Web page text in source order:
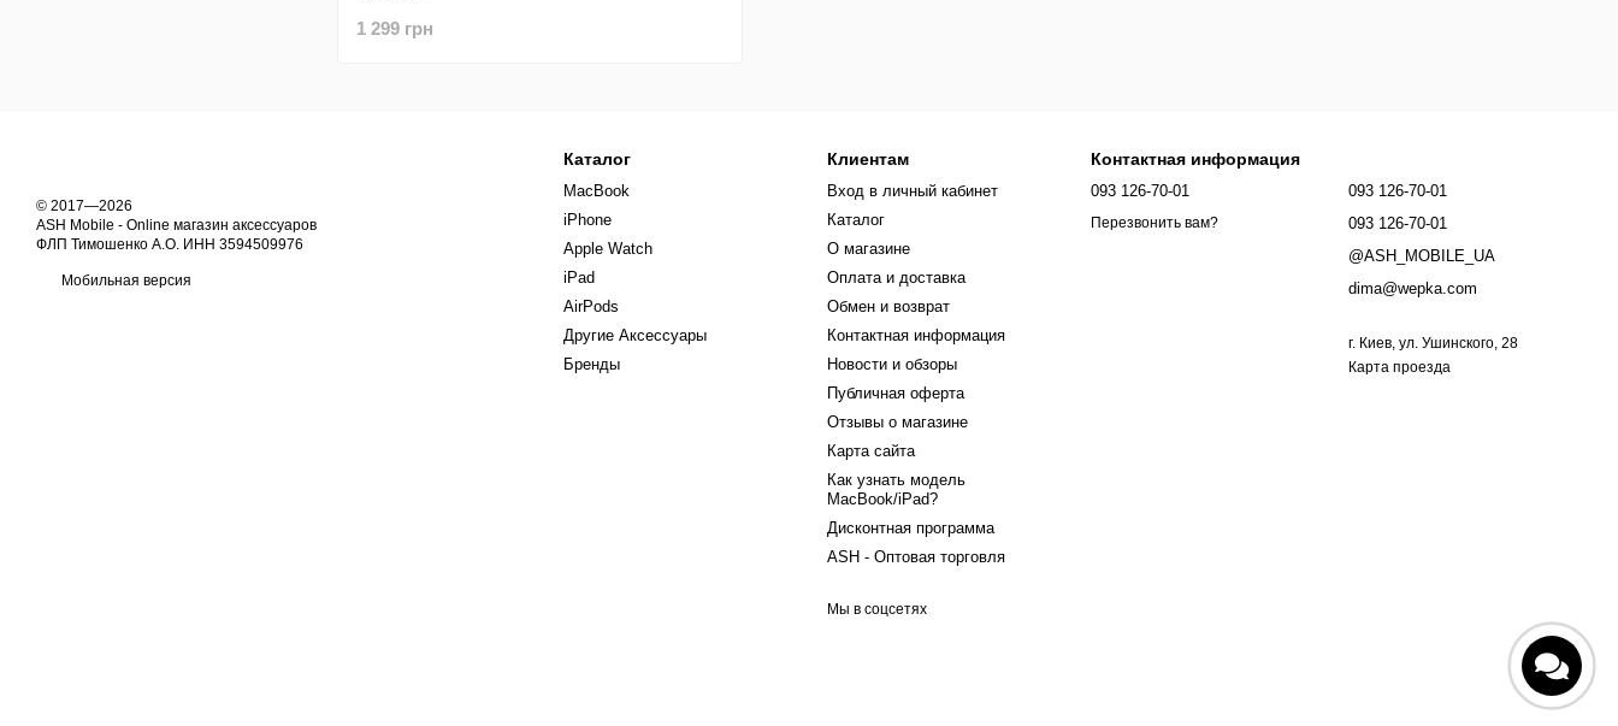
1 299 грн
© 2017—2026
ASH Mobile - Online магазин аксессуаров
ФЛП Тимошенко А.О. ИНН 3594509976
Мобильная версия
Каталог
MacBook
iPhone
Apple Watch
iPad
AirPods
Другие Аксессуары
Бренды
Клиентам
Вход в личный кабинет
Каталог
О магазине
Оплата и доставка
Обмен и возврат
Контактная информация
Новости и обзоры
Публичная оферта
Отзывы о магазине
Карта сайта
Как узнать модель
MacBook/iPad?
Дисконтная программа
ASH - Оптовая торговля
Мы в соцсетях
Контактная информация
093 126-70-01
Перезвонить вам?
093 126-70-01
093 126-70-01
@ASH_MOBILE_UA
dima@wepka.com
г. Киев, ул. Ушинского, 28
Карта проезда